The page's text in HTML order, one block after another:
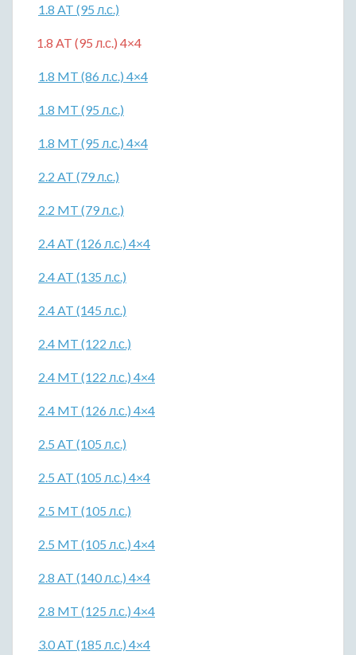
1.8 AT (95 л.с.)
1.8 AT (95 л.с.) 4×4
1.8 MT (86 л.с.) 4×4
1.8 MT (95 л.с.)
1.8 MT (95 л.с.) 4×4
2.2 AT (79 л.с.)
2.2 MT (79 л.с.)
2.4 AT (126 л.с.) 4×4
2.4 AT (135 л.с.)
2.4 AT (145 л.с.)
2.4 MT (122 л.с.)
2.4 MT (122 л.с.) 4×4
2.4 MT (126 л.с.) 4×4
2.5 AT (105 л.с.)
2.5 AT (105 л.с.) 4×4
2.5 MT (105 л.с.)
2.5 MT (105 л.с.) 4×4
2.8 AT (140 л.с.) 4×4
2.8 MT (125 л.с.) 4×4
3.0 AT (185 л.с.) 4×4